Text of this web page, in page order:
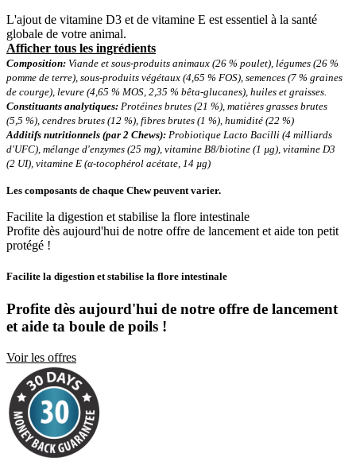
L'ajout de vitamine D3 et de vitamine E est essentiel à la santé
globale de votre animal.
Afficher tous les ingrédients
Composition: Viande et sous-produits animaux (26 % poulet), légumes (26 %
pomme de terre), sous-produits végétaux (4,65 % FOS), semences (7 % graines
de courge), levure (4,65 % MOS, 2,35 % bêta-glucanes), huiles et graisses.
Constituants analytiques: Protéines brutes (21 %), matières grasses brutes
(5,5 %), cendres brutes (12 %), fibres brutes (1 %), humidité (22 %)
Additifs nutritionnels (par 2 Chews): Probiotique Lacto Bacilli (4 milliards
d'UFC), mélange d'enzymes (25 mg), vitamine B8/biotine (1 µg), vitamine D3
(2 UI), vitamine E (α-tocophérol acétate, 14 µg)
Les composants de chaque Chew peuvent varier.
Facilite la digestion et stabilise la flore intestinale
Profite dès aujourd'hui de notre offre de lancement et aide ton petit
protégé !
Facilite la digestion et stabilise la flore intestinale
Profite dès aujourd'hui de notre offre de lancement
et aide ta boule de poils !
Voir les offres